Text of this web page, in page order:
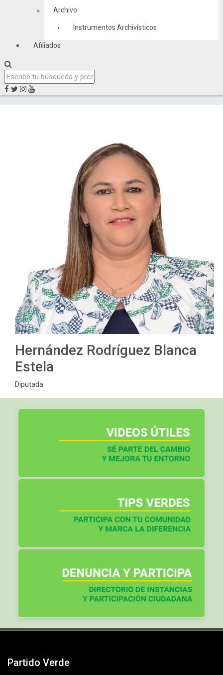
Archivo
Instrumentos Archivísticos
Afiliados
Hernández Rodríguez Blanca
Estela
Diputada
Partido Verde